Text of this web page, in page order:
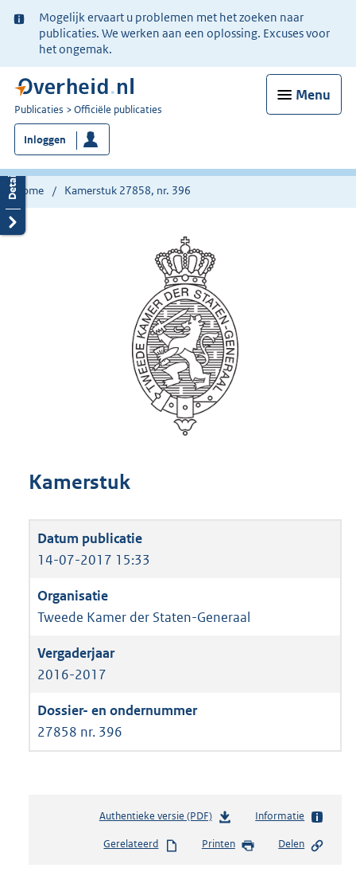
Ter
informatie:
Mogelijk ervaart u problemen met het zoeken naar
publicaties. We werken aan een oplossing. Excuses voor
het ongemak.
Menu
U
bent
nu
hier:
Publicaties Officiële publicaties
Inloggen
Home Kamerstuk 27858, nr. 396
Kamerstuk
14-07-2017 15:33
Tweede Kamer der Staten-Generaal
2016-2017
27858 nr. 396
Authentieke versie (PDF)b
s
Informatie
Gerelateerd Printen Delen